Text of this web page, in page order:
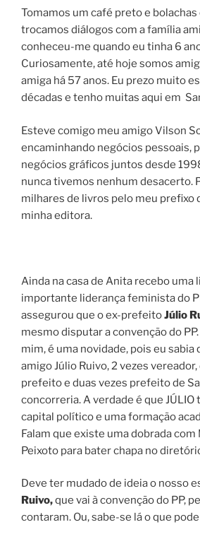
Tomamos um café preto e bolachas
trocamos diálogos com a família
conheceu-me quando eu tinha 6
Curiosamente, até hoje somos
amiga há 57 anos. Eu prezo muito
décadas e tenho muitas aqui em
Esteve comigo meu amigo Vilson
encaminhando negócios pessoais,
negócios gráficos juntos desde
nunca tivemos nenhum desacerto.
milhares de livros pelo meu prefixo
minha editora.
Ainda na casa de Anita recebo uma
importante liderança feminista do
assegurou que o ex-prefeitoJúlio
mesmo disputar a convenção do
mim, é uma novidade, pois eu sabia
amigo Júlio Ruivo, 2 vezes
prefeito e duas vezes prefeito de
concorreria. A verdade é que
capital político e uma formação
Falam que existe uma dobrada
Peixoto para bater chapa no
Deve ter mudado de ideia o nosso
Ruivo,que vai à convenção do PP,
contaram. Ou, sabe-se lá o que